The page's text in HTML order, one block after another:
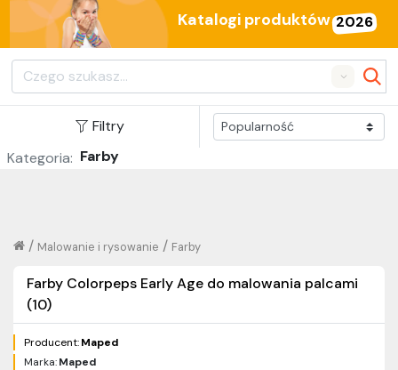
Katalogi produktów 2026
Search
Filtry
Kategoria: Farby
Farby
/
Malowanie i rysowanie
/
Farby Colorpeps Early Age do malowania palcami
(10)
Producent:Maped
Marka:Maped